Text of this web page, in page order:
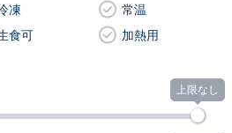
凍
常温
食可
加熱用
上限なし